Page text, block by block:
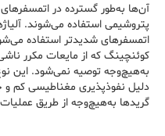
آن‌ها به‌طور گسترده در
پتروشیمی استفاده می‌شوند.
کوئنچینگ که از مایعات مکرر
به‌هیچ‌وجه توصیه نمی‌شود. این
دلیل نفوذپذیری مغناطیسی کم و
گریدها به‌هیچ‌وجه از طریق